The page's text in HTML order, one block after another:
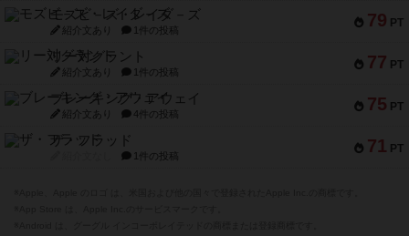
79 PT
モズビ－ズ・レイダ－ズ
紹介文あり 1件の投稿
77 PT
リー対グラント
紹介文あり 1件の投稿
75 PT
ブレーキング・アウェイ
紹介文あり 4件の投稿
71 PT
ザ・フラッド
1件の投稿